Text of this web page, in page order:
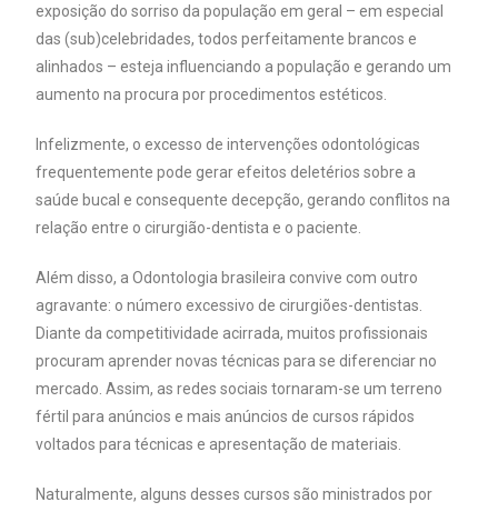
exposição do sorriso da população em geral – em especial
das (sub)celebridades, todos perfeitamente brancos e
alinhados – esteja influenciando a população e gerando um
aumento na procura por procedimentos estéticos.
Infelizmente, o excesso de intervenções odontológicas
frequentemente pode gerar efeitos deletérios sobre a
saúde bucal e consequente decepção, gerando conflitos na
relação entre o cirurgião-dentista e o paciente.
Além disso, a Odontologia brasileira convive com outro
agravante: o número excessivo de cirurgiões-dentistas.
Diante da competitividade acirrada, muitos profissionais
procuram aprender novas técnicas para se diferenciar no
mercado. Assim, as redes sociais tornaram-se um terreno
fértil para anúncios e mais anúncios de cursos rápidos
voltados para técnicas e apresentação de materiais.
Naturalmente, alguns desses cursos são ministrados por